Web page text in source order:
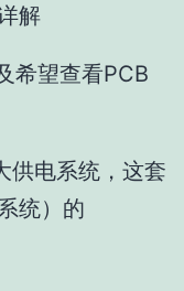
解
希望查看PCB
供电系统，这套
统）的